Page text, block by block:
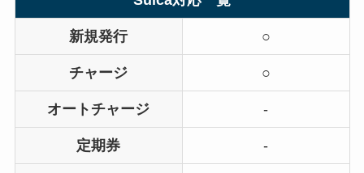
新規発行 ○
チャージ ○
オートチャージ -
定期券 -